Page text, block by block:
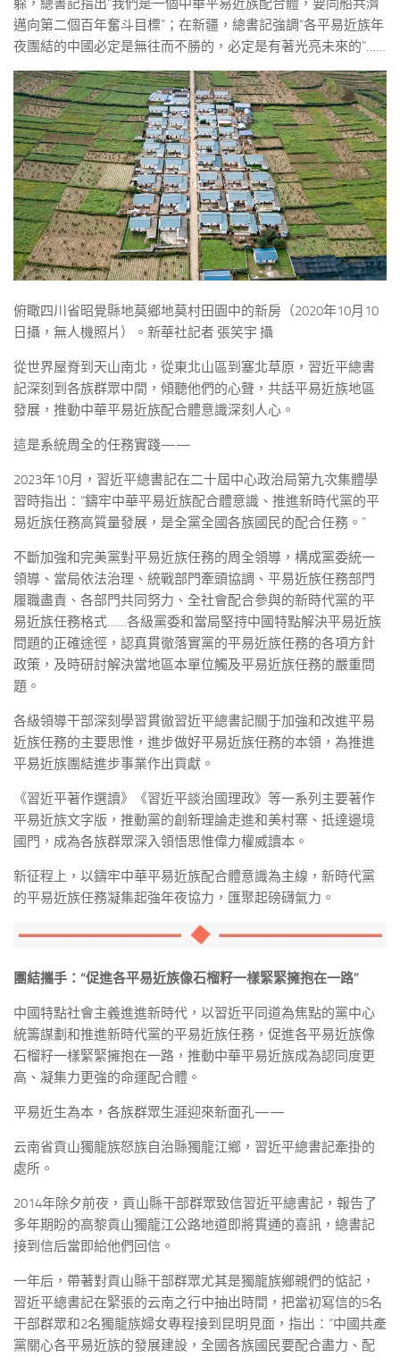
躲，總書記指出“我們是一個中華平易近族配合體，要同船共濟
邁向第二個百年奮斗目標”；在新疆，總書記強調“各平易近族年
夜團結的中國必定是無往而不勝的，必定是有著光亮未來的”……
俯瞰四川省昭覺縣地莫鄉地莫村田園中的新房（2020年10月10
日攝，無人機照片）。新華社記者 張笑宇 攝
從世界屋脊到天山南北，從東北山區到塞北草原，習近平總書
記深刻到各族群眾中間，傾聽他們的心聲，共話平易近族地區
發展，推動中華平易近族配合體意識深刻人心。
這是系統周全的任務實踐——
2023年10月，習近平總書記在二十屆中心政治局第九次集體學
習時指出：“鑄牢中華平易近族配合體意識、推進新時代黨的平
易近族任務高質量發展，是全黨全國各族國民的配合任務。”
不斷加強和完美黨對平易近族任務的周全領導，構成黨委統一
領導、當局依法治理、統戰部門牽頭協調、平易近族任務部門
履職盡責、各部門共同努力、全社會配合參與的新時代黨的平
易近族任務格式……各級黨委和當局堅持中國特點解決平易近族
問題的正確途徑，認真貫徹落實黨的平易近族任務的各項方針
政策，及時研討解決當地區本單位觸及平易近族任務的嚴重問
題。
各級領導干部深刻學習貫徹習近平總書記關于加強和改進平易
近族任務的主要思惟，進步做好平易近族任務的本領，為推進
平易近族團結進步事業作出貢獻。
《習近平著作選讀》《習近平談治國理政》等一系列主要著作
平易近族文字版，推動黨的創新理論走進和美村寨、抵達邊境
國門，成為各族群眾深入領悟思惟偉力權威讀本。
新征程上，以鑄牢中華平易近族配合體意識為主線，新時代黨
的平易近族任務凝集起強年夜協力，匯聚起磅礴氣力。
團結攜手：“促進各平易近族像石榴籽一樣緊緊擁抱在一路”
中國特點社會主義進進新時代，以習近平同道為焦點的黨中心
統籌謀劃和推進新時代黨的平易近族任務，促進各平易近族像
石榴籽一樣緊緊擁抱在一路，推動中華平易近族成為認同度更
高、凝集力更強的命運配合體。
平易近生為本，各族群眾生涯迎來新面孔——
云南省貢山獨龍族怒族自治縣獨龍江鄉，習近平總書記牽掛的
處所。
2014年除夕前夜，貢山縣干部群眾致信習近平總書記，報告了
多年期盼的高黎貢山獨龍江公路地道即將貫通的喜訊，總書記
接到信后當即給他們回信。
一年后，帶著對貢山縣干部群眾尤其是獨龍族鄉親們的惦記，
習近平總書記在緊張的云南之行中抽出時間，把當初寫信的5名
干部群眾和2名獨龍族婦女專程接到昆明見面，指出：“中國共產
黨關心各平易近族的發展建設，全國各族國民要配合盡力、配